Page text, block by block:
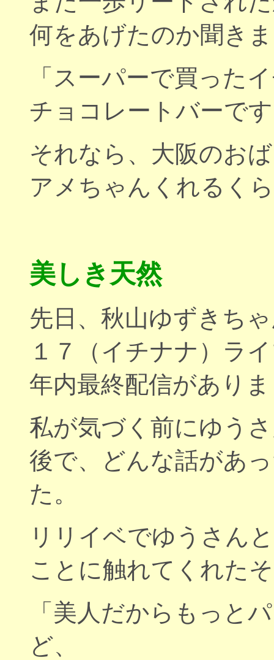
何をあげたのか聞き
「スーパーで買った
チョコレートバーで
それなら、大阪のお
アメちゃんくれるく
美しき天然
先日、秋山ゆずきち
１７（イチナナ）ラ
年内最終配信があり
私が気づく前にゆう
後で、どんな話があ
た。
リリイベでゆうさん
ことに触れてくれた
「美人だからもっと
ど、